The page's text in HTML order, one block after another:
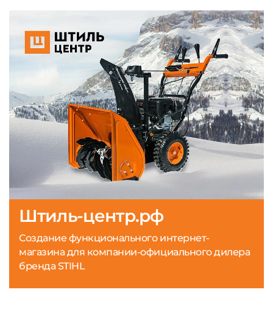
Штиль-центр.рф
Создание функционального интернет-
магазина для компании-официального дилера
бренда STIHL